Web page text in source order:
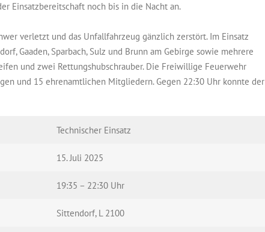
Einsatzbereitschaft noch bis in die Nacht an.
verletzt und das Unfallfahrzeug gänzlich zerstört. Im Einsatz
Gaaden, Sparbach, Sulz und Brunn am Gebirge sowie mehrere
und zwei Rettungshubschrauber. Die Freiwillige Feuerwehr
und 15 ehrenamtlichen Mitgliedern. Gegen 22:30 Uhr konnte der
Technischer Einsatz
15. Juli 2025
19:35 – 22:30 Uhr
Sittendorf, L 2100